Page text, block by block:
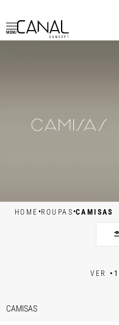
MENU
HOME •ROUPAS•CAMISAS
VER• 1
CAMISAS